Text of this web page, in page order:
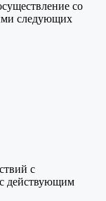
со
следующих
с
действующим